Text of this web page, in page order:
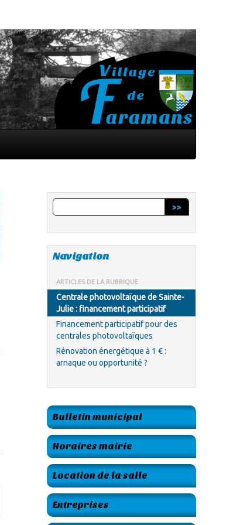
>>
Navigation
ARTICLES DE LA RUBRIQUE
Centrale photovoltaïque de Sainte-
Julie : financement participatif
Financement participatif pour des
centrales photovoltaïques
Rénovation énergétique à 1 € :
arnaque ou opportunité ?
Bulletin municipal
Horaires mairie
Location de la salle
Entreprises